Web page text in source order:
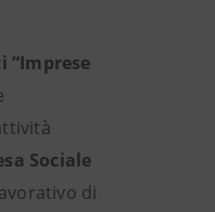
“Imprese
Sociale
di